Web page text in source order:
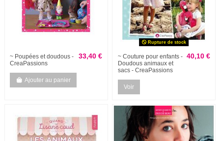
~ Poupées et doudous -
CreaPassions
33,40 €
Ajouter au panier
Rupture de stock
~ Couture pour enfants -
Doudous animaux et
sacs - CreaPassions
40,10 €
Voir